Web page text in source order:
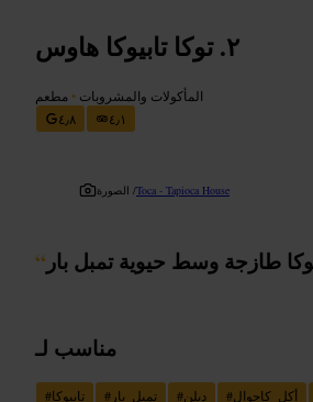
توكا تابيوكا هاوس
المأكولات والمشروبات • مطعم
٤٫٨
٤٫١
الصورة /Toca - Tapioca House
“ طازجة وسط حيوية تمبل بار
مناسب لـ
#تابيوكا # تمبل_بار #دبلن #أكل_كاجوال